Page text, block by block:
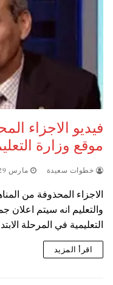
موقع وزارة
خطوات سعيدة مارس 29, 2016
والتعليم انه سيتم اعلان
التعليمية في المرحلة
اقرأ المزيد